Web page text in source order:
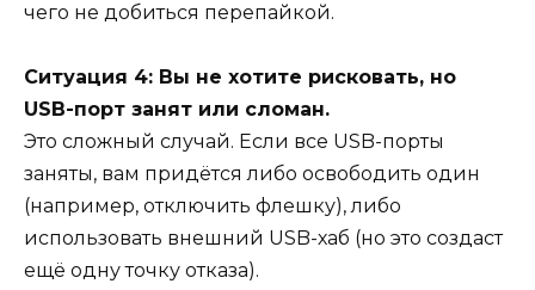
чего не добиться перепайкой.
Ситуация 4: Вы не хотите рисковать, но
USB-порт занят или сломан.
Это сложный случай. Если все USB-порты
заняты, вам придётся либо освободить один
(например, отключить флешку), либо
использовать внешний USB-хаб (но это создаст
ещё одну точку отказа).